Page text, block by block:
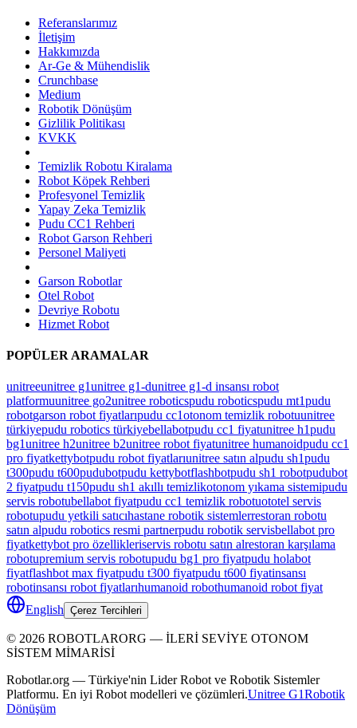
Referanslarımız
İletişim
Hakkımızda
Ar-Ge & Mühendislik
Crunchbase
Medium
Robotik Dönüşüm
Gizlilik Politikası
KVKK
Temizlik Robotu Kiralama
Robot Köpek Rehberi
Profesyonel Temizlik
Yapay Zeka Temizlik
Pudu CC1 Rehberi
Robot Garson Rehberi
Personel Maliyeti
Garson Robotlar
Otel Robot
Devriye Robotu
Hizmet Robot
POPÜLER ARAMALAR
unitreeunitree g1unitree g1-dunitree g1-d insansı robot
platformuunitree go2unitree roboticspudu roboticspudu mt1pudu
robotgarson robot fiyatlarıpudu cc1otonom temizlik robotuunitree
türkiyepudu robotics türkiyebellabotpudu cc1 fiyatunitree h1pudu
bg1unitree h2unitree b2unitree robot fiyatunitree humanoidpudu cc1
pro fiyatkettybotpudu robot fiyatlarıunitree satın alpudu sh1pudu
t300pudu t600pudubotpudu kettybotflashbotpudu sh1 robotpudubot
2 fiyatpudu t150pudu sh1 akıllı temizlikotonom yıkama sistemipudu
servis robotubellabot fiyatpudu cc1 temizlik robotuototel servis
robotupudu yetkili satıcıhastane robotik sistemlerrestoran robotu
satın alpudu robotics resmi partnerpudu robotik servisbellabot pro
fiyatkettybot pro özellikleriservis robotu satın alrestoran karşılama
robotupremium servis robotupudu bg1 pro fiyatpudu holabot
fiyatflashbot max fiyatpudu t300 fiyatpudu t600 fiyatinsansı
robotinsansı robot fiyatlarıhumanoid robothumanoid robot fiyat
English Çerez Tercihleri
© 2026 ROBOTLARORG — İLERİ SEVİYE OTONOM
SİSTEM MİMARİSİ
Robotlar.org — Türkiye'nin Lider Robot ve Robotik Sistemler
Platformu. En iyi Robot modelleri ve çözümleri.Unitree G1Robotik
Dönüşüm